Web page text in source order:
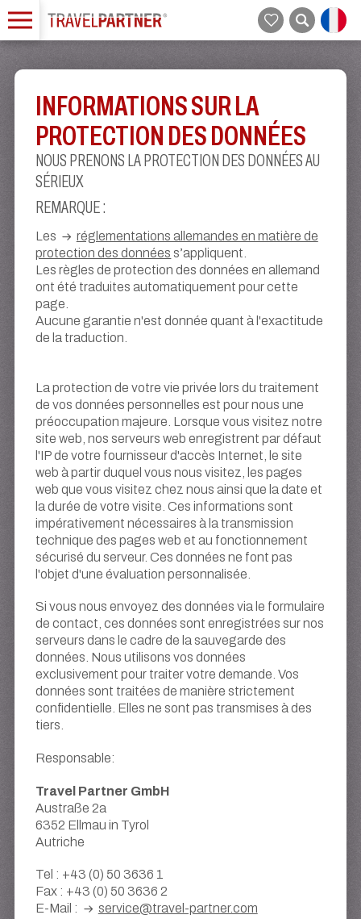
INFORMATIONS SUR LA
PROTECTION DES DONNÉES
NOUS PRENONS LA PROTECTION DES DONNÉES AU
SÉRIEUX
REMARQUE :
Les
réglementations allemandes en matière de
protection des donnéess’appliquent.
Les règles de protection des données en allemand
ont été traduites automatiquement pour cette
page.
Aucune garantie n'est donnée quant à l'exactitude
de la traduction.
La protection de votre vie privée lors du traitement
de vos données personnelles est pour nous une
préoccupation majeure. Lorsque vous visitez notre
site web, nos serveurs web enregistrent par défaut
l'IP de votre fournisseur d'accès Internet, le site
web à partir duquel vous nous visitez, les pages
web que vous visitez chez nous ainsi que la date et
la durée de votre visite. Ces informations sont
impérativement nécessaires à la transmission
technique des pages web et au fonctionnement
sécurisé du serveur. Ces données ne font pas
l'objet d'une évaluation personnalisée.
Si vous nous envoyez des données via le formulaire
de contact, ces données sont enregistrées sur nos
serveurs dans le cadre de la sauvegarde des
données. Nous utilisons vos données
exclusivement pour traiter votre demande. Vos
données sont traitées de manière strictement
confidentielle. Elles ne sont pas transmises à des
tiers.
Responsable:
Travel Partner GmbH
Austraße 2a
6352 Ellmau in Tyrol
Autriche
Tel : +43 (0) 50 3636 1
Fax : +43 (0) 50 3636 2
E-Mail :
service@travel-partner.com